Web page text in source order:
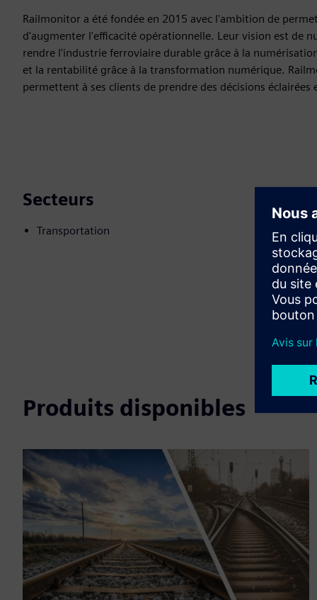
Railmonitor a été fondée en 2015 avec l'ambition de
d'augmenter l'efficacité opérationnelle. Leur vision est de
rendre l'industrie ferroviaire durable grâce à la
et la rentabilité grâce à la transformation numérique.
permettent à ses clients de prendre des décisions
Secteurs
Transportation
Produits disponibles